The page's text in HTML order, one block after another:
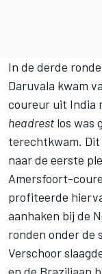
In de derde
Daruvala kwam
coureur uit India
headrest los was
terechtkwam.
naar de eerste
Amersfoort-
profiteerde
aanhaken bij de
ronden onder de
Verschoor